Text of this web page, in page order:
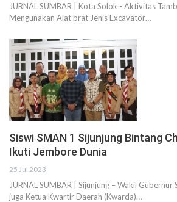
JURNAL SUMBAR | Kota Solok - Aktivitas
Mengunakan Alat brat Jenis Excavator…
Siswi SMAN 1 Sijunjung Bintang
Ikuti Jembore Dunia
25 Jul 2023
JURNAL SUMBAR | Sijunjung – Wakil
juga Ketua Kwartir Daerah (Kwarda)…